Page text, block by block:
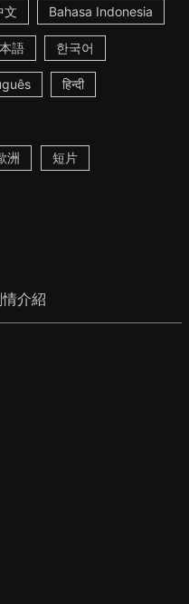
文 Bahasa Indonesia
語 한국어
हिन्दी
洲 短片
情介紹